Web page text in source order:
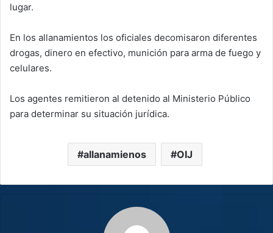
lugar.
En los allanamientos los oficiales decomisaron diferentes
drogas, dinero en efectivo, munición para arma de fuego y
celulares.
Los agentes remitieron al detenido al Ministerio Público
para determinar su situación jurídica.
allanamienos OIJ